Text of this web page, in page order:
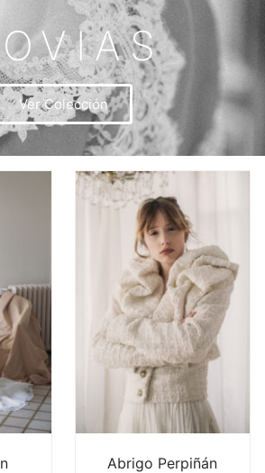
Ver Colección
Abrigo Perpiñán